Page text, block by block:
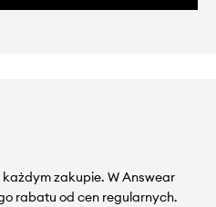
zakupie. W Answear
rabatu od cen regularnych.